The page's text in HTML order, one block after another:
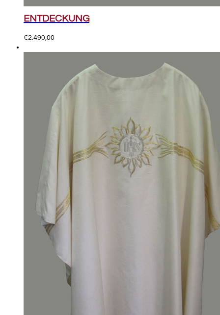
ENTDECKUNG
€2.490,00